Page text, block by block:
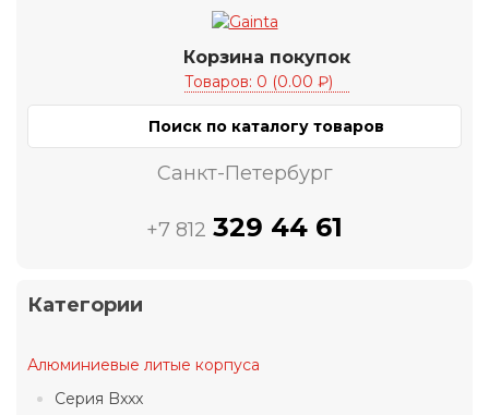
Корзина покупок
Товаров: 0 (0.00 ₽)
Санкт-Петербург
+7 812 329 44 61
Категории
Алюминиевые литые корпуса
Серия Bxxx